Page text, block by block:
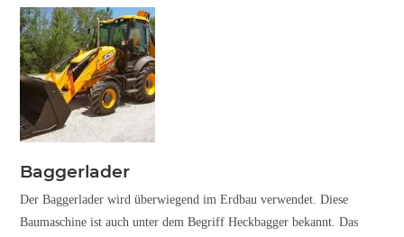
Baggerlader
Der Baggerlader wird überwiegend im Erdbau verwendet. Diese
Baumaschine ist auch unter dem Begriff Heckbagger bekannt. Das